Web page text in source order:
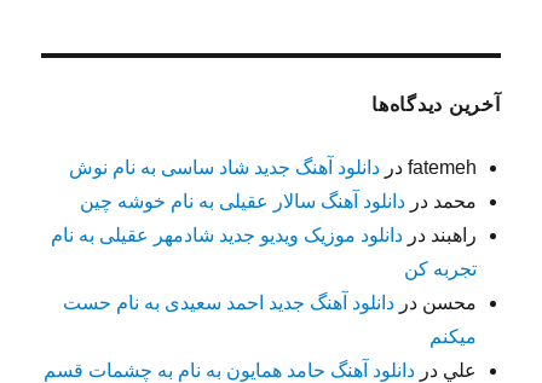
آخرین دیدگاه‌ها
fatemeh دردانلود آهنگ جدید شاد ساسی به نام نوش
محمد دردانلود آهنگ سالار عقیلی به نام خوشه چین
راهبند دردانلود موزیک ویدیو جدید شادمهر عقیلی به نام
تجربه کن
محسن دردانلود آهنگ جدید احمد سعیدی به نام حست
میکنم
علي دردانلود آهنگ حامد همایون به نام به چشمات قسم